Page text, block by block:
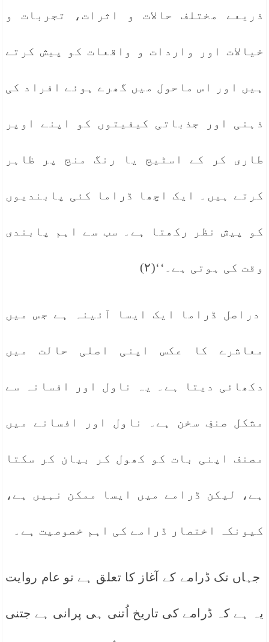
ذریعے مختلف حالات و اثرات، تجربات و
خیالات اور واردات و واقعات کو پیش کرتے
ہیں اور اس ماحول میں گھرے ہوئے افراد کی
ذہنی اور جذباتی کیفیتوں کو اپنے اوپر
طاری کر کے اسٹیج یا رنگ منج پر ظاہر
کرتے ہیں۔ ایک اچھا ڈراما کئی پابندیوں
کو پیش نظر رکھتا ہے۔ سب سے اہم پابندی
وقت کی ہوتی ہے۔‘‘(۲)
دراصل ڈراما ایک ایسا آئینہ ہے جس میں
معاشرے کا عکس اپنی اصلی حالت میں
دکھائی دیتا ہے۔ یہ ناول اور افسانہ سے
مشکل صنفِ سخن ہے۔ ناول اور افسانے میں
مصنف اپنی بات کو کھول کر بیان کر سکتا
ہے، لیکن ڈرامے میں ایسا ممکن نہیں ہے،
کیونکہ اختصار ڈرامے کی اہم خصوصیت ہے۔
جہاں تک ڈرامے کے آغاز کا تعلق ہے تو عام روایت
یہ ہے کہ ڈرامے کی تاریخ اُتنی ہی پرانی ہے جتنی